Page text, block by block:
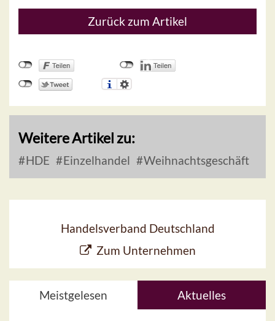
Zurück zum Artikel
Weitere Artikel zu:
HDE Einzelhandel Weihnachtsgeschäft
Handelsverband Deutschland
Zum Unternehmen
Meistgelesen Aktuelles